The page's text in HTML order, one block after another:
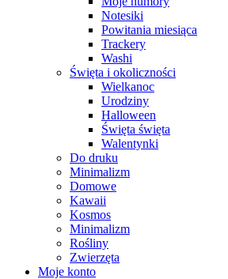
Notesiki
Powitania miesiąca
Trackery
Washi
Święta i okoliczności
Wielkanoc
Urodziny
Halloween
Święta święta
Walentynki
Do druku
Minimalizm
Domowe
Kawaii
Kosmos
Minimalizm
Rośliny
Zwierzęta
Moje konto